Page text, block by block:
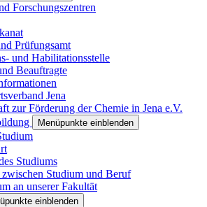
Forschungszentren
Prüfungsamt
und Habilitationsstelle
Beauftragte
Jena
zur Förderung der Chemie in Jena e.V.
Menüpunkte einblenden
Studiums
Studium und Beruf
an unserer Fakultät
einblenden